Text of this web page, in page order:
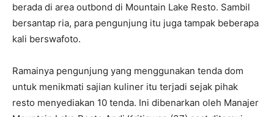
berada di area outbond di Mountain Lake Resto. Sambil
bersantap ria, para pengunjung itu juga tampak beberapa
kali berswafoto.
Ramainya pengunjung yang menggunakan tenda dom
untuk menikmati sajian kuliner itu terjadi sejak pihak
resto menyediakan 10 tenda. Ini dibenarkan oleh Manajer